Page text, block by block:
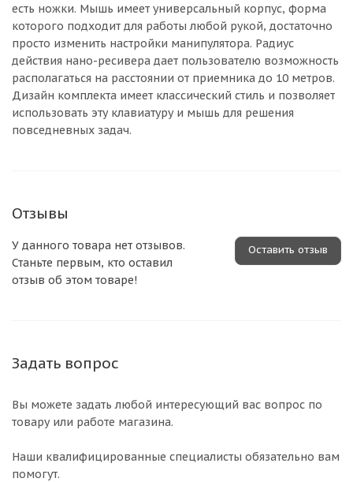
есть ножки. Мышь имеет универсальный корпус, форма
которого подходит для работы любой рукой, достаточно
просто изменить настройки манипулятора. Радиус
действия нано-ресивера дает пользователю возможность
располагаться на расстоянии от приемника до 10 метров.
Дизайн комплекта имеет классический стиль и позволяет
использовать эту клавиатуру и мышь для решения
повседневных задач.
Отзывы
Оставить отзыв
У данного товара нет отзывов.
Станьте первым, кто оставил
отзыв об этом товаре!
Задать вопрос
Вы можете задать любой интересующий вас вопрос по
товару или работе магазина.
Наши квалифицированные специалисты обязательно вам
помогут.